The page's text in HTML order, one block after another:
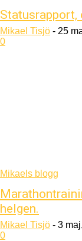
Statusrapport,
Mikael Tisjö - 25
0
Mikaels blogg
helgen.
Mikael Tisjö - 3
0